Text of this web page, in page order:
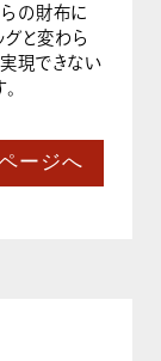
の財布に
グと変わら
現できない
ージへ